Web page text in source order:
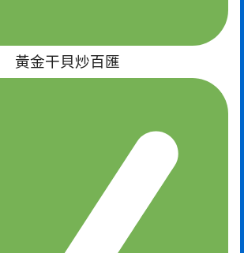
黃金干貝炒百匯